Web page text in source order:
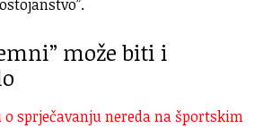
može biti i
o sprječavanju nereda na športskim